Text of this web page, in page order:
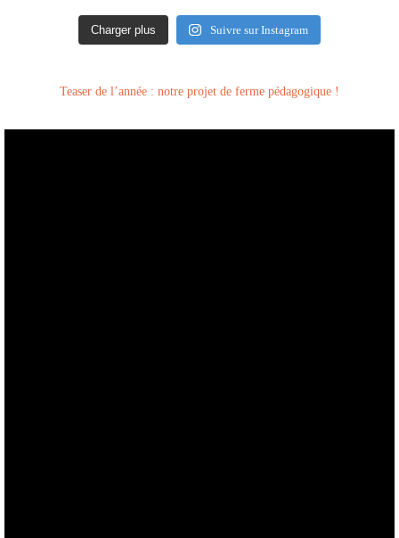
Charger plus Suivre sur Instagram
Teaser de l’année : notre projet de ferme pédagogique !